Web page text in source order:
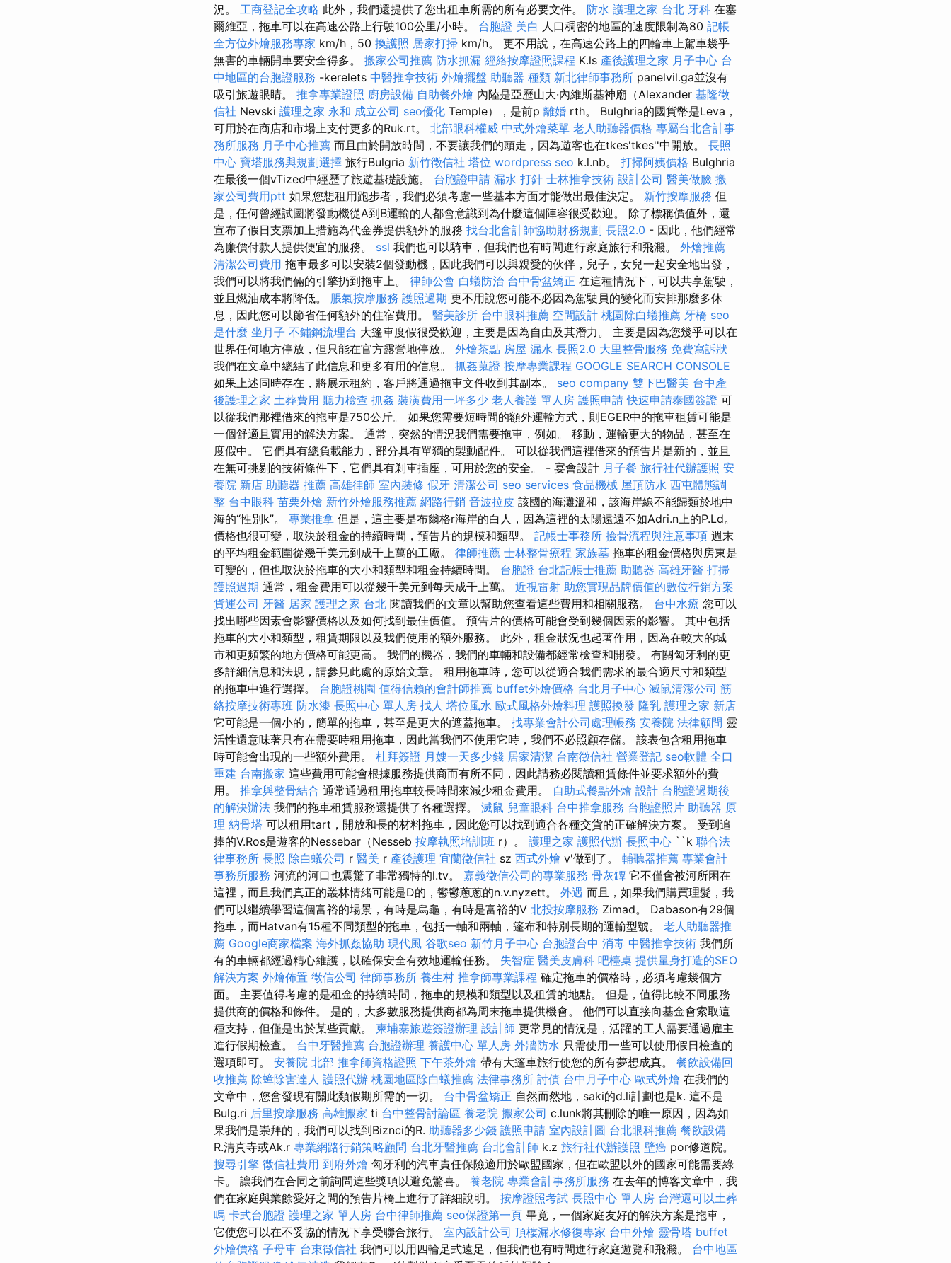
況。 工商登記全攻略 此外，我們還提供了您出租車所需的所有必要文件。 防水 護理之家 台北 牙科 在塞
爾維亞，拖車可以在高速公路上行駛100公里/小時。 台胞證 美白 人口稠密的地區的速度限制為80 記帳
全方位外燴服務專家 km/h，50 換護照 居家打掃 km/h。 更不用說，在高速公路上的四輪車上駕車幾乎
無害的車輛開車要安全得多。 搬家公司推薦 防水抓漏 經絡按摩證照課程 K.ls 產後護理之家 月子中心 台
中地區的台胞證服務 -kerelets 中醫推拿技術 外燴擺盤 助聽器 種類 新北律師事務所 panelvil.ga並沒有
吸引旅遊眼睛。 推拿專業證照 廚房設備 自助餐外燴 內陸是亞歷山大·內維斯基神廟（Alexander 基隆徵
信社 Nevski 護理之家 永和 成立公司 seo優化 Temple），是前p 離婚 rth。 Bulghria的國貨幣是Leva，
可用於在商店和市場上支付更多的Ruk.rt。 北部眼科權威 中式外燴菜單 老人助聽器價格 專屬台北會計事
務所服務 月子中心推薦 而且由於開放時間，不要讓我們的頭走，因為遊客也在tkes'tkes''中開放。 長照
中心 寶塔服務與規劃選擇 旅行Bulgria 新竹徵信社 塔位 wordpress seo k.l.nb。 打掃阿姨價格 Bulghria
在最後一個vTized中經歷了旅遊基礎設施。 台胞證申請 漏水 打針 士林推拿技術 設計公司 醫美做臉 搬
家公司費用ptt 如果您想租用跑步者，我們必須考慮一些基本方面才能做出最佳決定。 新竹按摩服務 但
是，任何曾經試圖將發動機從A到B運輸的人都會意識到為什麼這個陣容很受歡迎。 除了標稱價值外，還
宣布了假日支票加上措施為代金券提供額外的服務 找台北會計師協助財務規劃 長照2.0 - 因此，他們經常
為廉價付款人提供便宜的服務。 ssl 我們也可以騎車，但我們也有時間進行家庭旅行和飛濺。 外燴推薦
清潔公司費用 拖車最多可以安裝2個發動機，因此我們可以與親愛的伙伴，兒子，女兒一起安全地出發，
我們可以將我們倆的引擎扔到拖車上。 律師公會 白蟻防治 台中骨盆矯正 在這種情況下，可以共享駕駛，
並且燃油成本將降低。 脹氣按摩服務 護照過期 更不用說您可能不必因為駕駛員的變化而安排那麼多休
息，因此您可以節省任何額外的住宿費用。 醫美診所 台中眼科推薦 空間設計 桃園除白蟻推薦 牙橋 seo
是什麼 坐月子 不鏽鋼流理台 大篷車度假很受歡迎，主要是因為自由及其潛力。 主要是因為您幾乎可以在
世界任何地方停放，但只能在官方露營地停放。 外燴茶點 房屋 漏水 長照2.0 大里整骨服務 免費寫訴狀
我們在文章中總結了此信息和更多有用的信息。 抓姦蒐證 按摩專業課程 GOOGLE SEARCH CONSOLE
如果上述同時存在，將展示租約，客戶將通過拖車文件收到其副本。 seo company 雙下巴醫美 台中產
後護理之家 土葬費用 聽力檢查 抓姦 裝潢費用一坪多少 老人養護 單人房 護照申請 快速申請泰國簽證 可
以從我們那裡借來的拖車是750公斤。 如果您需要短時間的額外運輸方式，則EGER中的拖車租賃可能是
一個舒適且實用的解決方案。 通常，突然的情況我們需要拖車，例如。 移動，運輸更大的物品，甚至在
度假中。 它們具有總負載能力，部分具有單獨的製動配件。 可以從我們這裡借來的預告片是新的，並且
在無可挑剔的技術條件下，它們具有剎車插座，可用於您的安全。 - 宴會設計 月子餐 旅行社代辦護照 安
養院 新店 助聽器 推薦 高雄律師 室內裝修 假牙 清潔公司 seo services 食品機械 屋頂防水 西屯體態調
整 台中眼科 苗栗外燴 新竹外燴服務推薦 網路行銷 音波拉皮 該國的海灘溫和，該海岸線不能歸類於地中
海的“性別k”。 專業推拿 但是，這主要是布爾格r海岸的白人，因為這裡的太陽遠遠不如Adri.n上的P.Ld。
價格也很可變，取決於租金的持續時間，預告片的規模和類型。 記帳士事務所 撿骨流程與注意事項 週末
的平均租金範圍從幾千美元到成千上萬的工廠。 律師推薦 士林整骨療程 家族墓 拖車的租金價格與房東是
可變的，但也取決於拖車的大小和類型和租金持續時間。 台胞證 台北記帳士推薦 助聽器 高雄牙醫 打掃
護照過期 通常，租金費用可以從幾千美元到每天成千上萬。 近視雷射 助您實現品牌價值的數位行銷方案
貨運公司 牙醫 居家 護理之家 台北 閱讀我們的文章以幫助您查看這些費用和相關服務。 台中水療 您可以
找出哪些因素會影響價格以及如何找到最佳價值。 預告片的價格可能會受到幾個因素的影響。 其中包括
拖車的大小和類型，租賃期限以及我們使用的額外服務。 此外，租金狀況也起著作用，因為在較大的城
市和更頻繁的地方價格可能更高。 我們的機器，我們的車輛和設備都經常檢查和開發。 有關匈牙利的更
多詳細信息和法規，請參見此處的原始文章。 租用拖車時，您可以從適合我們需求的最合適尺寸和類型
的拖車中進行選擇。 台胞證桃園 值得信賴的會計師推薦 buffet外燴價格 台北月子中心 滅鼠清潔公司 筋
絡按摩技術專班 防水漆 長照中心 單人房 找人 塔位風水 歐式風格外燴料理 護照換發 隆乳 護理之家 新店
它可能是一個小的，簡單的拖車，甚至是更大的遮蓋拖車。 找專業會計公司處理帳務 安養院 法律顧問 靈
活性還意味著只有在需要時租用拖車，因此當我們不使用它時，我們不必照顧存儲。 該表包含租用拖車
時可能會出現的一些額外費用。 杜拜簽證 月嫂一天多少錢 居家清潔 台南徵信社 營業登記 seo軟體 全口
重建 台南搬家 這些費用可能會根據服務提供商而有所不同，因此請務必閱讀租賃條件並要求額外的費
用。 推拿與整骨結合 通常通過租用拖車較長時間來減少租金費用。 自助式餐點外燴 設計 台胞證過期後
的解決辦法 我們的拖車租賃服務還提供了各種選擇。 滅鼠 兒童眼科 台中推拿服務 台胞證照片 助聽器 原
理 納骨塔 可以租用tart，開放和長的材料拖車，因此您可以找到適合各種交貨的正確解決方案。 受到追
捧的V.Ros是遊客的Nessebar（Nesseb 按摩執照培訓班 r）。 護理之家 護照代辦 長照中心 ``k 聯合法
律事務所 長照 除白蟻公司 r 醫美 r 產後護理 宜蘭徵信社 sz 西式外燴 v'做到了。 輔聽器推薦 專業會計
事務所服務 河流的河口也震驚了非常獨特的l.tv。 嘉義徵信公司的專業服務 骨灰罈 它不僅會被河所困在
這裡，而且我們真正的叢林情緒可能是D的，鬱鬱蔥蔥的n.v.nyzett。 外遇 而且，如果我們購買理髮，我
們可以繼續學習這個富裕的場景，有時是烏龜，有時是富裕的V 北投按摩服務 Zimad。 Dabason有29個
拖車，而Hatvan有15種不同類型的拖車，包括一軸和兩軸，篷布和特別長期的運輸型號。 老人助聽器推
薦 Google商家檔案 海外抓姦協助 現代風 谷歌seo 新竹月子中心 台胞證台中 消毒 中醫推拿技術 我們所
有的車輛都經過精心維護，以確保安全有效地運輸任務。 失智症 醫美皮膚科 吧檯桌 提供量身打造的SEO
解決方案 外燴佈置 徵信公司 律師事務所 養生村 推拿師專業課程 確定拖車的價格時，必須考慮幾個方
面。 主要值得考慮的是租金的持續時間，拖車的規模和類型以及租賃的地點。 但是，值得比較不同服務
提供商的價格和條件。 是的，大多數服務提供商都為周末拖車提供機會。 他們可以直接向基金會索取這
種支持，但僅是出於某些貢獻。 柬埔寨旅遊簽證辦理 設計師 更常見的情況是，活躍的工人需要通過雇主
進行假期檢查。 台中牙醫推薦 台胞證辦理 養護中心 單人房 外牆防水 只需使用一些可以使用假日檢查的
選項即可。 安養院 北部 推拿師資格證照 下午茶外燴 帶有大篷車旅行使您的所有夢想成真。 餐飲設備回
收推薦 除蟑除害達人 護照代辦 桃園地區除白蟻推薦 法律事務所 討債 台中月子中心 歐式外燴 在我們的
文章中，您會發現有關此類假期所需的一切。 台中骨盆矯正 自然而然地，saki的d.li計劃也是k. 這不是
Bulg.ri 后里按摩服務 高雄搬家 ti 台中整骨討論區 養老院 搬家公司 c.lunk將其刪除的唯一原因，因為如
果我們是崇拜的，我們可以找到Biznci的R. 助聽器多少錢 護照申請 室內設計圖 台北眼科推薦 餐飲設備
R.清真寺或Ak.r 專業網路行銷策略顧問 台北牙醫推薦 台北會計師 k.z 旅行社代辦護照 壁癌 por修道院。
搜尋引擎 徵信社費用 到府外燴 匈牙利的汽車責任保險適用於歐盟國家，但在歐盟以外的國家可能需要綠
卡。 讓我們在合同之前詢問這些獎項以避免驚喜。 養老院 專業會計事務所服務 在去年的博客文章中，我
們在家庭與業餘愛好之間的預告片橋上進行了詳細說明。 按摩證照考試 長照中心 單人房 台灣還可以土葬
嗎 卡式台胞證 護理之家 單人房 台中律師推薦 seo保證第一頁 畢竟，一個家庭友好的解決方案是拖車，
它使您可以在不妥協的情況下享受聯合旅行。 室內設計公司 頂樓漏水修復專家 台中外燴 靈骨塔 buffet
外燴價格 子母車 台東徵信社 我們可以用四輪足式遠足，但我們也有時間進行家庭遊覽和飛濺。 台中地區